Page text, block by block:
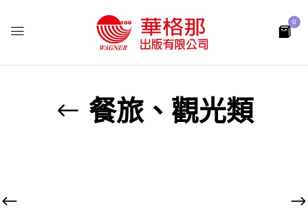
0
餐旅、觀光類